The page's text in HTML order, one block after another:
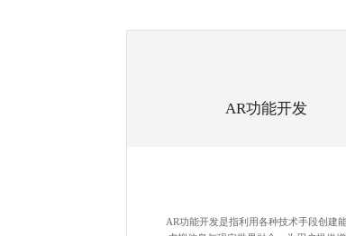
AR功能开发
AR功能开发是指利用各种技术手段创建